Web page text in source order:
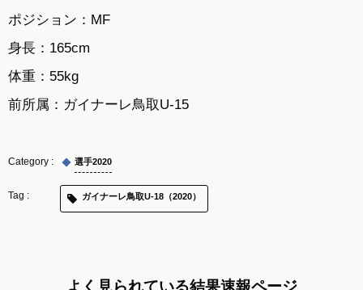
ポジション：MF
身長：165cm
体重：55kg
前所属： ガイナーレ鳥取U-15
選手2020
ガイナーレ鳥取U-18（2020）